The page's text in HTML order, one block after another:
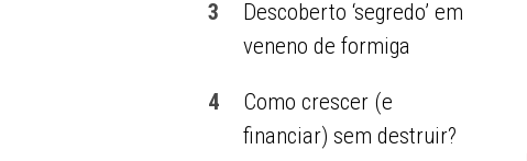
3
Descoberto ‘segredo’ em
veneno de formiga
4
Como crescer (e
financiar) sem destruir?